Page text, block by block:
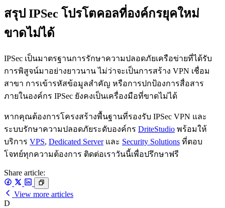
สรุป IPSec โปรโตคอลที่องค์กรยุคใหม่
ขาดไม่ได้
IPSec เป็นมาตรฐานการรักษาความปลอดภัยเครือข่ายที่ได้รับ
การพิสูจน์มาอย่างยาวนาน ไม่ว่าจะเป็นการสร้าง VPN เชื่อม
สาขา การเข้ารหัสข้อมูลสำคัญ หรือการปกป้องการสื่อสาร
ภายในองค์กร IPSec ยังคงเป็นเครื่องมือที่ขาดไม่ได้
หากคุณต้องการโครงสร้างพื้นฐานที่รองรับ IPSec VPN และ
ระบบรักษาความปลอดภัยระดับองค์กร DriteStudio พร้อมให้
บริการ VPS, Dedicated Serverและ Security Solutions ที่ตอบ
โจทย์ทุกความต้องการ ติดต่อเราวันนี้เพื่อปรึกษาฟรี
Share article:
View more articles
D